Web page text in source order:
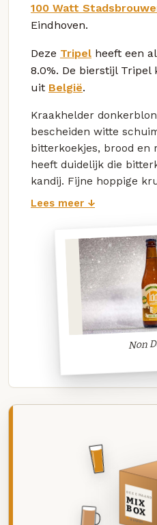
100 Watt
Eindhoven.
Deze Tripel heeft een
8.0%. De bierstijl Tripel
uit België.
Kraakhelder
bescheiden witte
bitterkoekjes, brood en
heeft duidelijk die
kandij. Fijne hoppige
Lees meer ↓
Non
DEZE MAAND
MIX
BOX
8 BIEREN